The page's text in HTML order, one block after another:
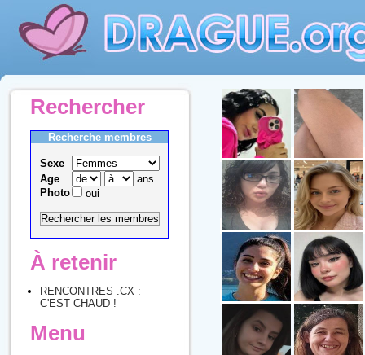
Rechercher
Recherche membres
Sexe
Age
ans
Photo
oui
À retenir
RENCONTRES .CX :
C'EST CHAUD !
Menu